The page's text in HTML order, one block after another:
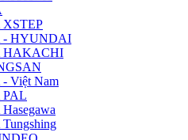
XSTEP
- HYUNDAI
HAKACHI
- Việt Nam
PAL